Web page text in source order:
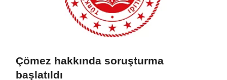
Çömez hakkında soruşturma
başlatıldı